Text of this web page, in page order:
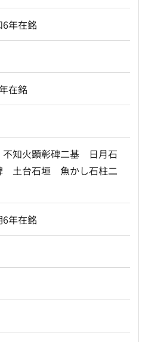
年在銘
在銘
知火顕彰碑二基 日月石
土台石垣 魚かし石柱二
年在銘